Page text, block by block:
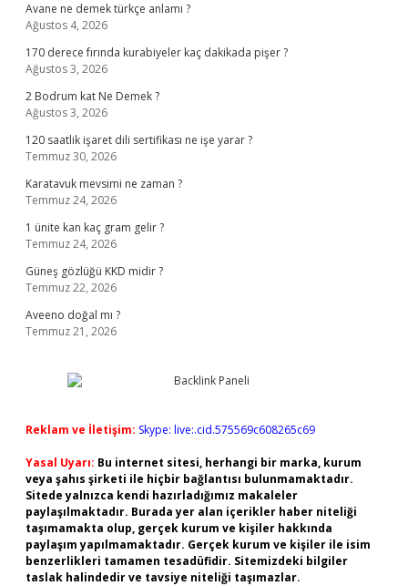
Avane ne demek türkçe anlamı ?
Ağustos 4, 2026
170 derece fırında kurabiyeler kaç dakikada pişer ?
Ağustos 3, 2026
2 Bodrum kat Ne Demek ?
Ağustos 3, 2026
120 saatlik işaret dili sertifikası ne işe yarar ?
Temmuz 30, 2026
Karatavuk mevsimi ne zaman ?
Temmuz 24, 2026
1 ünite kan kaç gram gelir ?
Temmuz 24, 2026
Güneş gözlüğü KKD midir ?
Temmuz 22, 2026
Aveeno doğal mı ?
Temmuz 21, 2026
Reklam ve İletişim: Skype: live:.cid.575569c608265c69
Yasal Uyarı: Bu internet sitesi, herhangi bir marka, kurum
veya şahıs şirketi ile hiçbir bağlantısı bulunmamaktadır.
Sitede yalnızca kendi hazırladığımız makaleler
paylaşılmaktadır. Burada yer alan içerikler haber niteliği
taşımamakta olup, gerçek kurum ve kişiler hakkında
paylaşım yapılmamaktadır. Gerçek kurum ve kişiler ile isim
benzerlikleri tamamen tesadüfidir. Sitemizdeki bilgiler
taslak halindedir ve tavsiye niteliği taşımazlar.